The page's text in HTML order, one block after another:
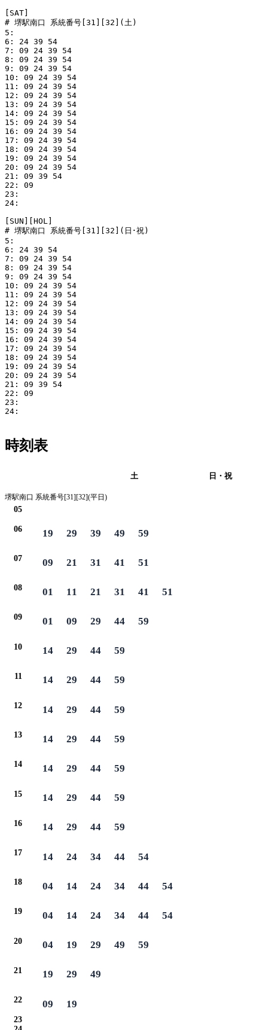
[SAT]
# 堺駅南口 系統番号[31][32](土)
5:
6: 24 39 54
7: 09 24 39 54
8: 09 24 39 54
9: 09 24 39 54
10: 09 24 39 54
11: 09 24 39 54
12: 09 24 39 54
13: 09 24 39 54
14: 09 24 39 54
15: 09 24 39 54
16: 09 24 39 54
17: 09 24 39 54
18: 09 24 39 54
19: 09 24 39 54
20: 09 24 39 54
21: 09 39 54
22: 09
23:
24:
[SUN][HOL]
# 堺駅南口 系統番号[31][32](日･祝)
5:
6: 24 39 54
7: 09 24 39 54
8: 09 24 39 54
9: 09 24 39 54
10: 09 24 39 54
11: 09 24 39 54
12: 09 24 39 54
13: 09 24 39 54
14: 09 24 39 54
15: 09 24 39 54
16: 09 24 39 54
17: 09 24 39 54
18: 09 24 39 54
19: 09 24 39 54
20: 09 24 39 54
21: 09 39 54
22: 09
23:
24:
時刻表
土 日・祝
堺駅南口 系統番号[31][32](平日)
05
06 19 29 39 49 59
07 09 21 31 41 51
08 01 11 21 31 41 51
09 01 09 29 44 59
10 14 29 44 59
11 14 29 44 59
12 14 29 44 59
13 14 29 44 59
14 14 29 44 59
15 14 29 44 59
16 14 29 44 59
17 14 24 34 44 54
18 04 14 24 34 44 54
19 04 14 24 34 44 54
20 04 19 29 49 59
21 19 29 49
22 09 19
23